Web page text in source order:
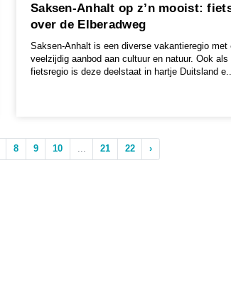
Saksen-Anhalt op z’n mooist:
over de Elberadweg
Saksen-Anhalt is een diverse vakantieregio met
veelzijdig aanbod aan cultuur en natuur. Ook als
fietsregio is deze deelstaat in hartje Duitsland e...
8 9 10 ... 21 22 ›